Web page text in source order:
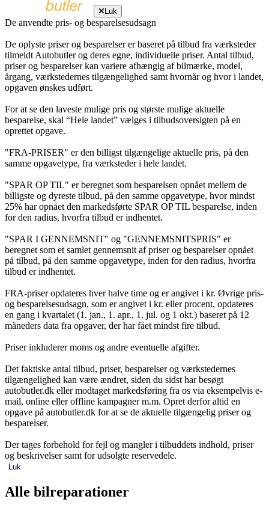
Luk
De anvendte pris- og besparelsesudsagn
De oplyste priser og besparelser er baseret på tilbud fra værksteder
tilmeldt Autobutler og deres egne, individuelle priser. Antal tilbud,
priser og besparelser kan variere afhængig af bilmærke, model,
årgang, værkstedernes tilgængelighed samt hvornår og hvor i landet,
opgaven ønskes udført.
For at se den laveste mulige pris og største mulige aktuelle
besparelse, skal “Hele landet” vælges i tilbudsoversigten på en
oprettet opgave.
"FRA-PRISER" er den billigst tilgængelige aktuelle pris, på den
samme opgavetype, fra værksteder i hele landet.
"SPAR OP TIL" er beregnet som besparelsen opnået mellem de
billigste og dyreste tilbud, på den samme opgavetype, hvor mindst
25% har opnået den markedsførte SPAR OP TIL besparelse, inden
for den radius, hvorfra tilbud er indhentet.
"SPAR I GENNEMSNIT" og "GENNEMSNITSPRIS" er
beregnet som et samlet gennemsnit af priser og besparelser opnået
på tilbud, på den samme opgavetype, inden for den radius, hvorfra
tilbud er indhentet.
FRA-priser opdateres hver halve time og er angivet i kr. Øvrige pris-
og besparelsesudsagn, som er angivet i kr. eller procent, opdateres
en gang i kvartalet (1. jan., 1. apr., 1. jul. og 1 okt.) baseret på 12
måneders data fra opgaver, der har fået mindst fire tilbud.
Priser inkluderer moms og andre eventuelle afgifter.
Det faktiske antal tilbud, priser, besparelser og værkstedernes
tilgængelighed kan være ændret, siden du sidst har besøgt
autobutler.dk eller modtaget markedsføring fra os via eksempelvis e-
mail, online eller offline kampagner m.m. Opret derfor altid en
opgave på autobutler.dk for at se de aktuelle tilgængelig priser og
besparelser.
Der tages forbehold for fejl og mangler i tilbuddets indhold, priser
og beskrivelser samt for udsolgte reservedele.
Luk
Alle bilreparationer